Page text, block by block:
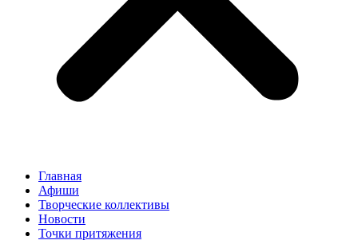
Главная
Афиши
Творческие коллективы
Новости
Точки притяжения